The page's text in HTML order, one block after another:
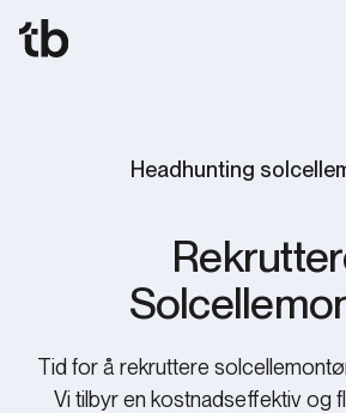
Headhunting
Tid for å rekruttere
Vi tilbyr en kostnadseffektiv og